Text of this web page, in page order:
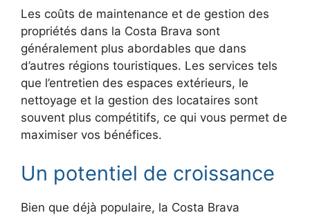
Les coûts de maintenance et de gestion des
propriétés dans la Costa Brava sont
généralement plus abordables que dans
d’autres régions touristiques. Les services tels
que l’entretien des espaces extérieurs, le
nettoyage et la gestion des locataires sont
souvent plus compétitifs, ce qui vous permet de
maximiser vos bénéfices.
Un potentiel de croissance
Bien que déjà populaire, la Costa Brava